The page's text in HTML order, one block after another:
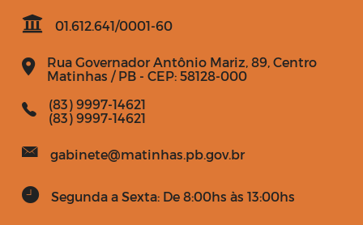
01.612.641/0001-60
Rua Governador Antônio Mariz, 89, Centro
Matinhas / PB - CEP: 58128-000
(83) 9997-14621
(83) 9997-14621
gabinete@matinhas.pb.gov.br
Segunda a Sexta: De 8:00hs às 13:00hs